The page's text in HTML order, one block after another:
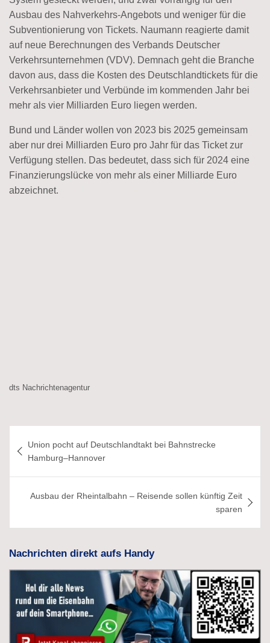
Ausbau des Nahverkehrs-Angebots und weniger für die
Subventionierung von Tickets. Naumann reagierte damit
auf neue Berechnungen des Verbands Deutscher
Verkehrsunternehmen (VDV). Demnach geht die Branche
davon aus, dass die Kosten des Deutschlandtickets für die
Verkehrsanbieter und Verbünde im kommenden Jahr bei
mehr als vier Milliarden Euro liegen werden.
Bund und Länder wollen von 2023 bis 2025 gemeinsam
aber nur drei Milliarden Euro pro Jahr für das Ticket zur
Verfügung stellen. Das bedeutet, dass sich für 2024 eine
Finanzierungslücke von mehr als einer Milliarde Euro
abzeichnet.
dts Nachrichtenagentur
Union pocht auf Deutschlandtakt bei Bahnstrecke
Hamburg–Hannover
Ausbau der Rheintalbahn – Reisende sollen künftig Zeit
sparen
Nachrichten direkt aufs Handy